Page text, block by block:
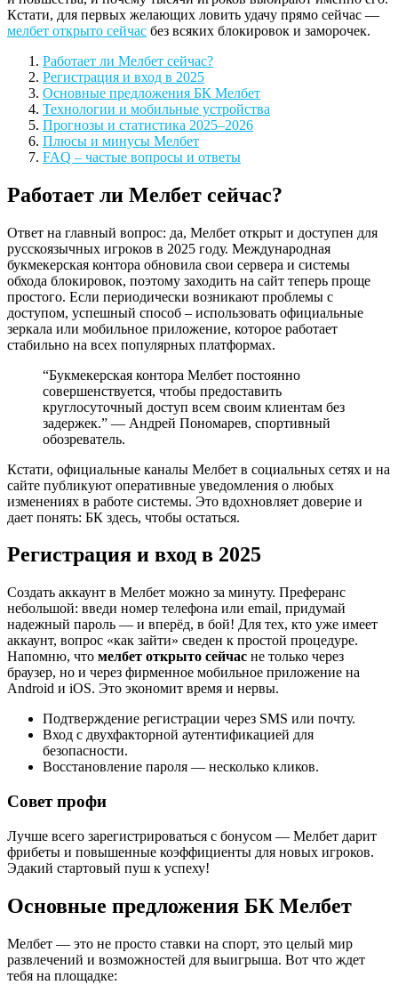
Кстати, для первых желающих ловить удачу прямо сейчас —
мелбет открыто сейчас без всяких блокировок и заморочек.
Работает ли Мелбет сейчас?
Регистрация и вход в 2025
Основные предложения БК Мелбет
Технологии и мобильные устройства
Прогнозы и статистика 2025–2026
Плюсы и минусы Мелбет
FAQ – частые вопросы и ответы
Работает ли Мелбет сейчас?
Ответ на главный вопрос: да, Мелбет открыт и доступен для
русскоязычных игроков в 2025 году. Международная
букмекерская контора обновила свои сервера и системы
обхода блокировок, поэтому заходить на сайт теперь проще
простого. Если периодически возникают проблемы с
доступом, успешный способ – использовать официальные
зеркала или мобильное приложение, которое работает
стабильно на всех популярных платформах.
“Букмекерская контора Мелбет постоянно
совершенствуется, чтобы предоставить
круглосуточный доступ всем своим клиентам без
задержек.” — Андрей Пономарев, спортивный
обозреватель.
Кстати, официальные каналы Мелбет в социальных сетях и на
сайте публикуют оперативные уведомления о любых
изменениях в работе системы. Это вдохновляет доверие и
дает понять: БК здесь, чтобы остаться.
Регистрация и вход в 2025
Создать аккаунт в Мелбет можно за минуту. Преферанс
небольшой: введи номер телефона или email, придумай
надежный пароль — и вперёд, в бой! Для тех, кто уже имеет
аккаунт, вопрос «как зайти» сведен к простой процедуре.
Напомню, что мелбет открыто сейчас не только через
браузер, но и через фирменное мобильное приложение на
Android и iOS. Это экономит время и нервы.
Подтверждение регистрации через SMS или почту.
Вход с двухфакторной аутентификацией для
безопасности.
Восстановление пароля — несколько кликов.
Совет профи
Лучше всего зарегистрироваться с бонусом — Мелбет дарит
фрибеты и повышенные коэффициенты для новых игроков.
Эдакий стартовый пуш к успеху!
Основные предложения БК Мелбет
Мелбет — это не просто ставки на спорт, это целый мир
развлечений и возможностей для выигрыша. Вот что ждет
тебя на площадке: